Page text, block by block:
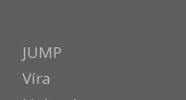
JUMP
Víra